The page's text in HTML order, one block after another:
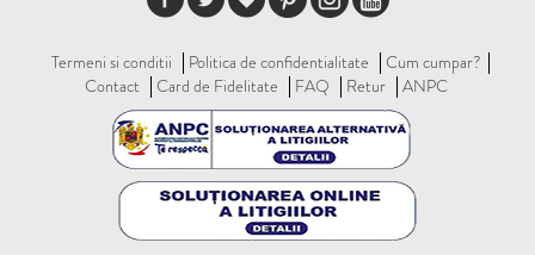
Termeni si conditii Politica de confidentialitate
Cum cumpar?
Contact
Card de Fidelitate FAQ Retur ANPC